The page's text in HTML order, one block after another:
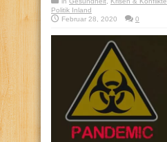
Politik Inland
Februar 28, 2020
0